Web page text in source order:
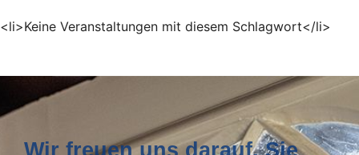
<li>Keine Veranstaltungen mit diesem Schlagwort</li>
Wir freuen uns darauf, Sie